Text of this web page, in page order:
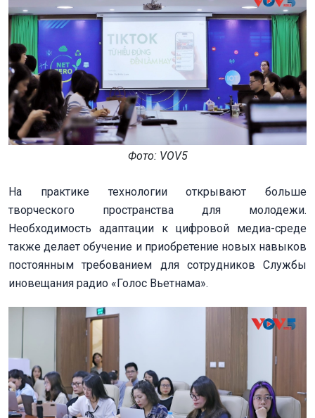
Фото: VOV5
На практике технологии открывают больше
творческого пространства для молодежи.
Необходимость адаптации к цифровой медиа-среде
также делает обучение и приобретение новых навыков
постоянным требованием для сотрудников Службы
иновещания радио «Голос Вьетнама».